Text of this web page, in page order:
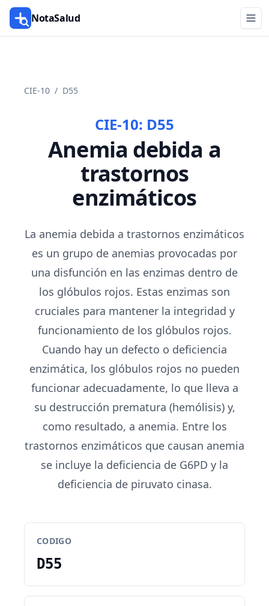
NotaSalud
CIE-10 / D55
CIE-10: D55
Anemia debida a
trastornos
enzimáticos
La anemia debida a trastornos enzimáticos
es un grupo de anemias provocadas por
una disfunción en las enzimas dentro de
los glóbulos rojos. Estas enzimas son
cruciales para mantener la integridad y
funcionamiento de los glóbulos rojos.
Cuando hay un defecto o deficiencia
enzimática, los glóbulos rojos no pueden
funcionar adecuadamente, lo que lleva a
su destrucción prematura (hemólisis) y,
como resultado, a anemia. Entre los
trastornos enzimáticos que causan anemia
se incluye la deficiencia de G6PD y la
deficiencia de piruvato cinasa.
CODIGO
D55